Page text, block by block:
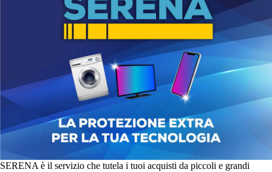
SERENA è il servizio che tutela i tuoi acquisti da piccoli e grandi